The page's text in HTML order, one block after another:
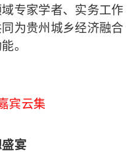
专家学者、实务工作
为贵州城乡经济融合
。
宾云集
宴